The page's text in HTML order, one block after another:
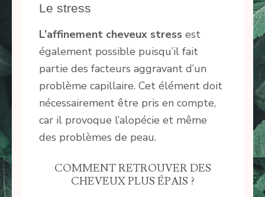
Le stress
L’affinement cheveux stress est
également possible puisqu’il fait
partie des facteurs aggravant d’un
problème capillaire. Cet élément doit
nécessairement être pris en compte,
car il provoque l’alopécie et même
des problèmes de peau.
COMMENT RETROUVER DES
CHEVEUX PLUS ÉPAIS ?